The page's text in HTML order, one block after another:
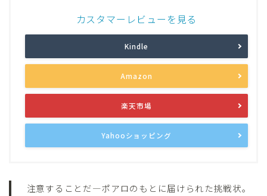
カスタマーレビューを見る
Kindle
Amazon
楽天市場
Yahooショッピング
注意することだ―ポアロのもとに届けられた挑戦状。